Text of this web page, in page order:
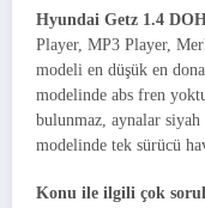
Hyundai Getz 1.4
Player, MP3 Player,
modeli en düşük en
modelinde abs fren
bulunmaz, aynalar
modelinde tek sürücü
Konu ile ilgili çok